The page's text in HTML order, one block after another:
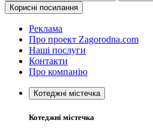
Корисні посилання
Реклама
Про проект Zagorodna.com
Наші послуги
Контакти
Про компанію
Котеджні містечка
Котеджні містечка